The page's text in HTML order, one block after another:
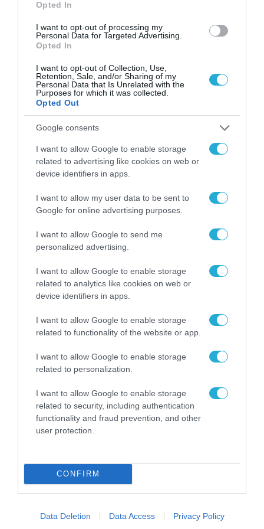
Opted In
I want to opt-out of processing my
Personal Data for Targeted Advertising.
Opted In
I want to opt-out of Collection, Use,
Retention, Sale, and/or Sharing of my
Personal Data that Is Unrelated with the
Purposes for which it was collected.
Opted Out
Google consents
I want to allow Google to enable storage
related to advertising like cookies on web or
device identifiers in apps.
I want to allow my user data to be sent to
Google for online advertising purposes.
I want to allow Google to send me
personalized advertising.
I want to allow Google to enable storage
related to analytics like cookies on web or
device identifiers in apps.
I want to allow Google to enable storage
related to functionality of the website or app.
I want to allow Google to enable storage
related to personalization.
I want to allow Google to enable storage
related to security, including authentication
functionality and fraud prevention, and other
user protection.
CONFIRM
Data Deletion Data Access Privacy Policy
ΔΙΕΘΝΗ
ΕΥΡΩΠΑΪΚΗ ΕΠΙΤΡΟΠΗ
“The Gaming Police” ενισχύει την
ασφάλεια των παιδιών στο διαδίκτυο
οικονομία όσο καμία άλλη τεχνολογία». Η
εποχή της υπερνοημοσύνης έρχεται.